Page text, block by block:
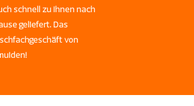
schnell zu Ihnen nach
geliefert. Das
von